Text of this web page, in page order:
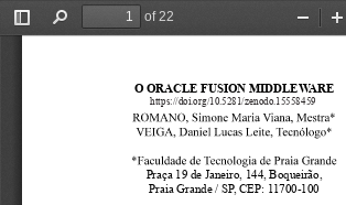
Toggle
Find
of 22
Zoom
O ORACLE FUSION MIDDLEWARE
Praça 19 de Janeiro, 144, Boqueirão,
Praia Grande / SP, CEP: 11700-100
https://doi.org/10.5281/zenodo.15558459